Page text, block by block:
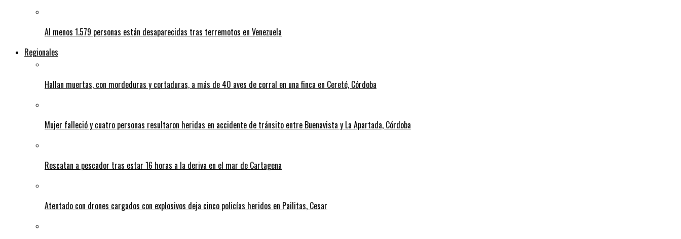
Al menos 1.579 personas están desaparecidas tras terremotos en Venezuela
Regionales
Hallan muertas, con mordeduras y cortaduras, a más de 40 aves de corral en una finca en Cereté, Córdoba
Mujer falleció y cuatro personas resultaron heridas en accidente de tránsito entre Buenavista y La Apartada, Córdoba
Rescatan a pescador tras estar 16 horas a la deriva en el mar de Cartagena
Atentado con drones cargados con explosivos deja cinco policías heridos en Pailitas, Cesar